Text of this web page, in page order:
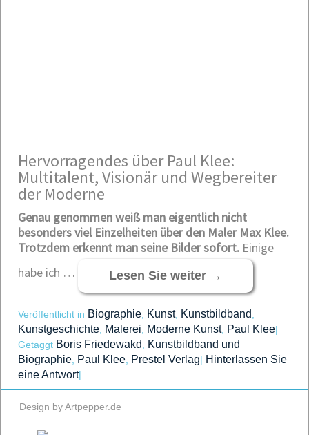
Hervorragendes über Paul Klee:
Multitalent, Visionär und Wegbereiter
der Moderne
Genau genommen weiß man eigentlich nicht
besonders viel Einzelheiten über den Maler Max Klee.
Trotzdem erkennt man seine Bilder sofort. Einige
habe ich …
Lesen Sie weiter →
Veröffentlicht in Biographie Kunst, Kunstbildband
Kunstgeschichte Malerei Moderne Kunst, Paul Klee|
Getaggt Boris Friedewakd
Kunstbildband und
Biographie Paul Klee Prestel Verlag| Hinterlassen Sie
eine Antwort|
Design by Artpepper.de